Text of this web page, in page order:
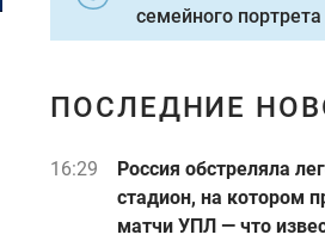
семейного портрета
ПОСЛЕДНИЕ
16:29
Россия обстреляла
стадион, на котором
матчи УПЛ — что